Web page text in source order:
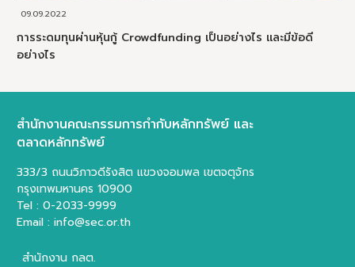
09.09.2022
การระดมทุนผ่านหุ้นกู้ Crowdfunding เป็นอย่างไร และมีข้อดี
อย่างไร
สำนักงานคณะกรรมการกำกับหลักทรัพย์ และ
ตลาดหลักทรัพย์
333/3 ถนนวิภาวดีรังสิต แขวงจอมพล เขตจตุจักร
กรุงเทพมหานคร 10900
Tel : 0-2033-9999
Email : info@sec.or.th
สำนักงาน กลต.